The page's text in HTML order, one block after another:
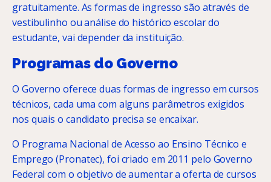
gratuitamente. As formas de ingresso são através de
vestibulinho ou análise do histórico escolar do
estudante, vai depender da instituição.
Programas do Governo
O Governo oferece duas formas de ingresso em cursos
técnicos, cada uma com alguns parâmetros exigidos
nos quais o candidato precisa se encaixar.
O Programa Nacional de Acesso ao Ensino Técnico e
Emprego (Pronatec), foi criado em 2011 pelo Governo
Federal com o objetivo de aumentar a oferta de cursos